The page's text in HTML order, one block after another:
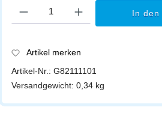
In den
Artikel merken
Artikel-Nr.:G82111101
Versandgewicht:0,34 kg